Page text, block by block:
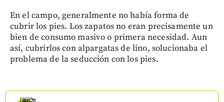
En el campo, generalmente no había forma de
cubrir los pies. Los zapatos no eran precisamente un
bien de consumo masivo o primera necesidad. Aun
así, cubrirlos con alpargatas de lino, solucionaba el
problema de la seducción con los pies.